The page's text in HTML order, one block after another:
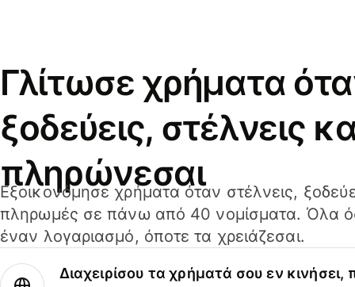
Γλίτωσε χρήματα
ξοδεύεις, στέλνεις
πληρώνεσαι
Εξοικονόμησε χρήματα όταν στέλνεις,
πληρωμές σε πάνω από 40 νομίσματα. Όλα
έναν λογαριασμό, όποτε τα χρειάζεσαι.
Διαχειρίσου τα χρήματά σου εν